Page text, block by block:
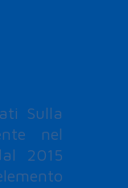
Sulla
nel
2015